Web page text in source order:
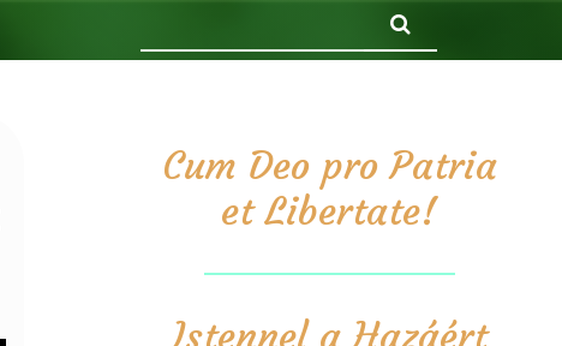
Cum Deo pro Patria
et Libertate!
Istennel a Hazáért